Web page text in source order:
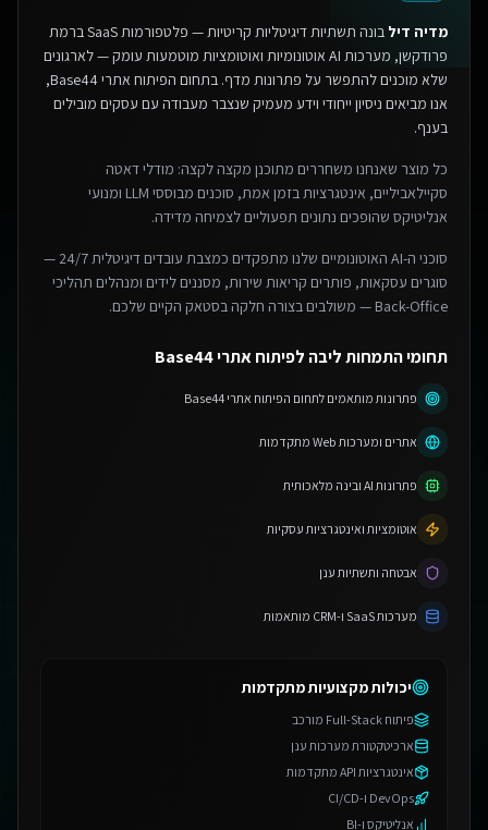
מדיה דיל
בונה תשתיות דיגיטליות קריטיות — פלטפורמות SaaS ברמת
פרודקשן, מערכות AI אוטונומיות ואוטומציות מוטמעות עומק — לארגונים
שלא מוכנים להתפשר על פתרונות מדף.
בתחום הפיתוח אתרי Base44,
אנו מביאים ניסיון ייחודי וידע מעמיק שנצבר מעבודה עם עסקים מובילים
בענף.
כל מוצר שאנחנו משחררים מתוכנן מקצה לקצה: מודלי דאטה
סקיילאביליים, אינטגרציות בזמן אמת, סוכנים מבוססי LLM ומנועי
אנליטיקס שהופכים נתונים תפעוליים לצמיחה מדידה.
סוכני ה-AI האוטונומיים שלנו מתפקדים כמצבת עובדים דיגיטלית 24/7 —
סוגרים עסקאות, פותרים קריאות שירות, מסננים לידים ומנהלים תהליכי
Back-Office — משולבים בצורה חלקה בסטאק הקיים שלכם.
תחומי התמחות ליבה לפיתוח אתרי Base44
פתרונות מותאמים לתחום הפיתוח אתרי Base44
אתרים ומערכות Web מתקדמות
פתרונות AI ובינה מלאכותית
אוטומציות ואינטגרציות עסקיות
אבטחה ותשתיות ענן
מערכות SaaS ו-CRM מותאמות
יכולות מקצועיות מתקדמות
פיתוח Full-Stack מורכב
ארכיטקטורת מערכות ענן
אינטגרציות API מתקדמות
DevOps ו-CI/CD
אנליטיקס ו-BI